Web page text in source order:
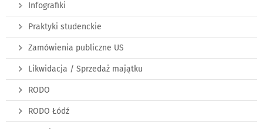
Infografiki
Praktyki studenckie
Zamówienia publiczne US
Likwidacja / Sprzedaż majątku
RODO
RODO Łódź